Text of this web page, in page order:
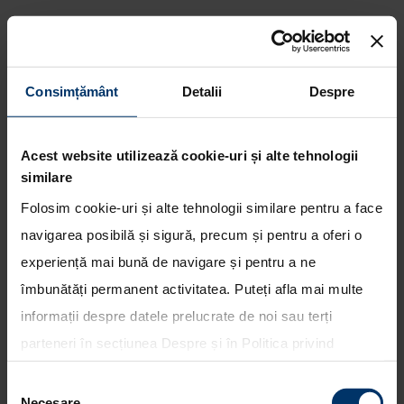
Consimțământ Detalii Despre
Acest website utilizează cookie-uri și alte tehnologii
similare
Folosim cookie-uri și alte tehnologii similare pentru a face
navigarea posibilă și sigură, precum și pentru a oferi o
experiență mai bună de navigare și pentru a ne
îmbunătăți permanent activitatea. Puteți afla mai multe
informații despre datele prelucrate de noi sau terți
parteneri în secțiunea Despre și în Politica privind
toate cookie-urile, una sau mai multe categorii sau să
Hyundai Motorsport se lupta
pentru podium in Raliul
Australiei